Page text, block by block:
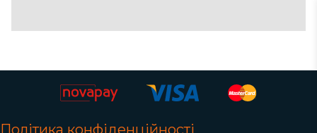
Політика конфіденційності